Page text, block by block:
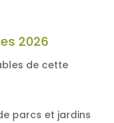
2026
de cette
parcs et jardins